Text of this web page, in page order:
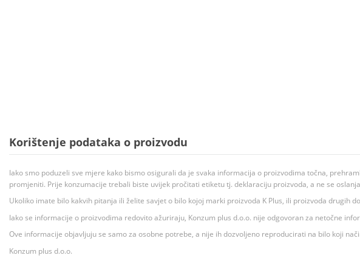
Korištenje podataka o proizvodu
Iako smo poduzeli sve mjere kako bismo osigurali da je svaka informacija o proizvodima točna,
promjeniti. Prije konzumacije trebali biste uvijek pročitati etiketu tj. deklaraciju proizvoda, a ne se
Ukoliko imate bilo kakvih pitanja ili želite savjet o bilo kojoj marki proizvoda K Plus, ili proizvoda drugih
Iako se informacije o proizvodima redovito ažuriraju, Konzum plus d.o.o. nije odgovoran za netočne
Ove informacije objavljuju se samo za osobne potrebe, a nije ih dozvoljeno reproducirati na bilo koji
Konzum plus d.o.o.